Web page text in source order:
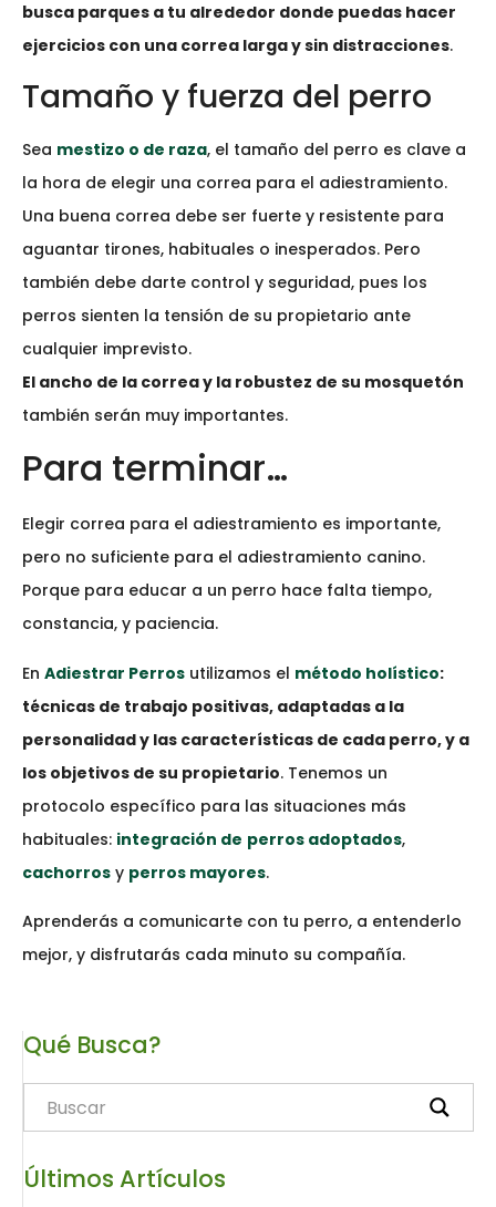
busca parques a tu alrededor donde puedas hacer
ejercicios con una correa larga y sin distracciones.
Tamaño y fuerza del perro
Sea mestizo o de raza, el tamaño del perro es clave a
la hora de elegir una correa para el adiestramiento.
Una buena correa debe ser fuerte y resistente para
aguantar tirones, habituales o inesperados. Pero
también debe darte control y seguridad, pues los
perros sienten la tensión de su propietario ante
cualquier imprevisto.
El ancho de la correa y la robustez de su mosquetón
también serán muy importantes.
Para terminar…
Elegir correa para el adiestramiento es importante,
pero no suficiente para el adiestramiento canino.
Porque para educar a un perro hace falta tiempo,
constancia, y paciencia.
En Adiestrar Perros utilizamos el método holístico:
técnicas de trabajo positivas, adaptadas a la
personalidad y las características de cada perro, y a
los objetivos de su propietario. Tenemos un
protocolo específico para las situaciones más
habituales: integración de perros adoptados,
cachorros y perros mayores.
Aprenderás a comunicarte con tu perro, a entenderlo
mejor, y disfrutarás cada minuto su compañía.
Qué Busca?
Últimos Artículos